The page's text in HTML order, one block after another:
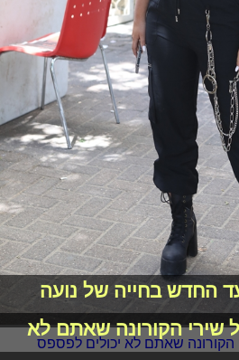
החדש בחייה של נועה
שירי הקורונה שאתם לא